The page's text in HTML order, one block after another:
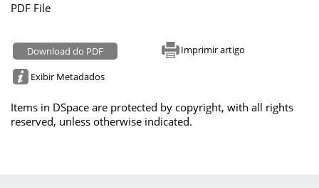
PDF File
Download do PDF Imprimir artigo
Exibir Metadados
Items in DSpace are protected by copyright, with all rights
reserved, unless otherwise indicated.